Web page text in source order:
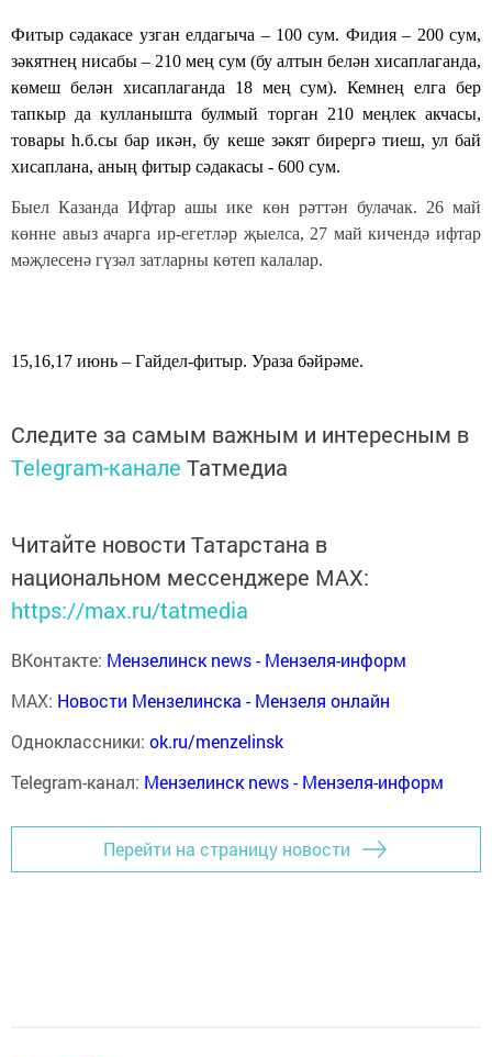
Фитыр сәдакасе узган елдагыча – 100 сум. Фидия – 200 сум,
зәкятнең нисабы – 210 мең сум (бу алтын белән хисаплаганда,
көмеш белән хисаплаганда 18 мең сум). Кемнең елга бер
тапкыр да кулланышта булмый торган 210 меңлек акчасы,
товары һ.б.сы бар икән, бу кеше зәкят бирергә тиеш, ул бай
хисаплана, аның фитыр сәдакасы - 600 сум.
Быел Казанда Ифтар ашы ике көн рәттән булачак. 26 май
көнне авыз ачарга ир-егетләр җыелса, 27 май кичендә ифтар
мәҗлесенә гүзәл затларны көтеп калалар.
15,16,17 июнь – Гайдел-фитыр. Ураза бәйрәме.
Следите за самым важным и интересным в
Telegram-канале Татмедиа
Читайте новости Татарстана в
национальном мессенджере MАХ:
https://max.ru/tatmedia
ВКонтакте: Мензелинск news - Мензеля-информ
MAX: Новости Мензелинска - Мензеля онлайн
Одноклассники: ok.ru/menzelinsk
Telegram-канал: Мензелинск news - Мензеля-информ
Перейти на страницу новости